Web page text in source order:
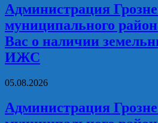
Администрация
муниципального
Вас о наличии
ИЖС
05.08.2026
Администрация